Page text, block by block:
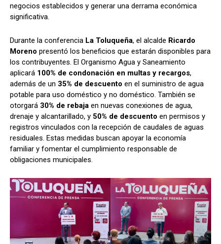
negocios establecidos y generar una derrama económica
significativa.
Durante la conferencia La Toluqueña, el alcalde Ricardo
Moreno presentó los beneficios que estarán disponibles para
los contribuyentes. El Organismo Agua y Saneamiento
aplicará 100% de condonación en multas y recargos,
además de un 35% de descuento en el suministro de agua
potable para uso doméstico y no doméstico. También se
otorgará 30% de rebaja en nuevas conexiones de agua,
drenaje y alcantarillado, y 50% de descuento en permisos y
registros vinculados con la recepción de caudales de aguas
residuales. Estas medidas buscan apoyar la economía
familiar y fomentar el cumplimiento responsable de
obligaciones municipales.